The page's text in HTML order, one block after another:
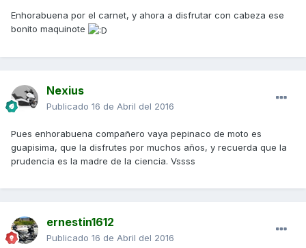
Enhorabuena por el carnet, y ahora a disfrutar con cabeza ese
bonito maquinote
Nexius
Publicado 16 de Abril del 2016
Pues enhorabuena compañero vaya pepinaco de moto es
guapisima, que la disfrutes por muchos años, y recuerda que la
prudencia es la madre de la ciencia. Vssss
ernestin1612
Publicado 16 de Abril del 2016